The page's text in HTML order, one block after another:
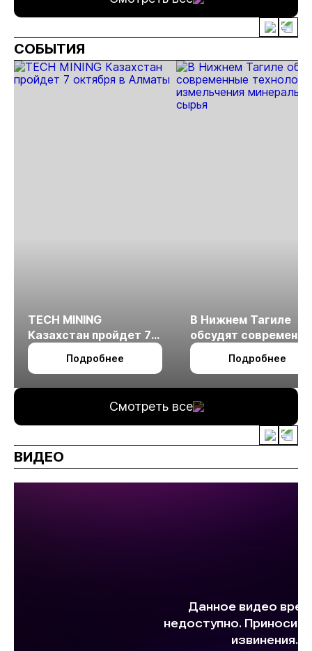
золота
золота
СОБЫТИЯ
TECH MINING
Казахстан пройдет 7
октября в Алматы
Подробнее
В Нижнем Тагиле
обсудят
технологии
измельчения
Подробнее
Смотреть все
ВИДЕО